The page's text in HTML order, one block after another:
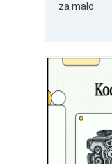
za mało.